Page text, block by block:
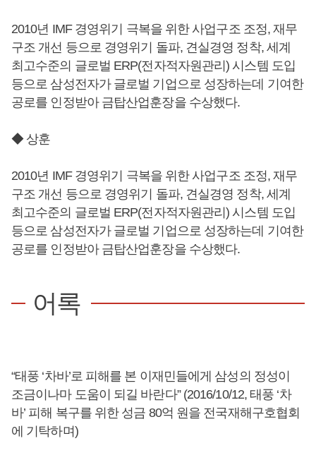
2010년 IMF 경영위기 극복을 위한 사업구조 조정, 재무
구조 개선 등으로 경영위기 돌파, 견실경영 정착, 세계
최고수준의 글로벌 ERP(전자적자원관리) 시스템 도입
등으로 삼성전자가 글로벌 기업으로 성장하는데 기여한
공로를 인정받아 금탑산업훈장을 수상했다.
◆ 상훈
2010년 IMF 경영위기 극복을 위한 사업구조 조정, 재무
구조 개선 등으로 경영위기 돌파, 견실경영 정착, 세계
최고수준의 글로벌 ERP(전자적자원관리) 시스템 도입
등으로 삼성전자가 글로벌 기업으로 성장하는데 기여한
공로를 인정받아 금탑산업훈장을 수상했다.
어록
“태풍 ‘차바’로 피해를 본 이재민들에게 삼성의 정성이
조금이나마 도움이 되길 바란다” (2016/10/12, 태풍 ‘차
바’ 피해 복구를 위한 성금 80억 원을 전국재해구호협회
에 기탁하며)